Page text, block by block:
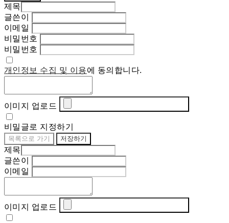
제목
글쓴이
이메일
비밀번호
비밀번호
개인정보 수집 및 이용에 동의합니다.
이미지 업로드
비밀글로 지정하기
목록으로 가기 저장하기
제목
글쓴이
이메일
이미지 업로드